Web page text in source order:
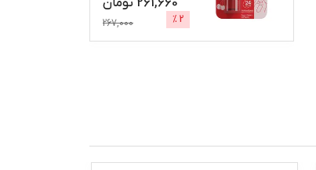
261,660 تومان
2
%
267,000